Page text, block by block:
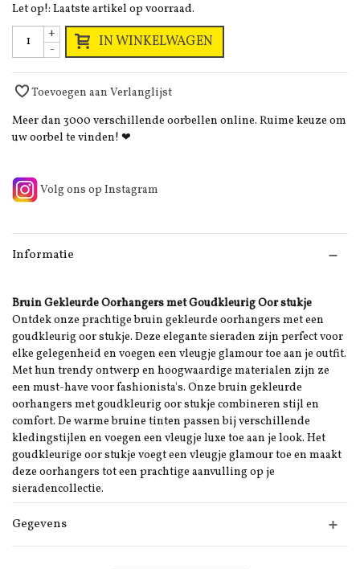
Let op!: Laatste artikel op voorraad.
-
+ IN WINKELWAGEN
Toevoegen aan Verlanglijst
Meer dan 3000 verschillende oorbellen online. Ruime keuze om
uw oorbel te vinden! ❤
Volg ons op Instagram
Informatie
Bruin Gekleurde Oorhangers met Goudkleurig Oor stukje
Ontdek onze prachtige bruin gekleurde oorhangers met een
goudkleurig oor stukje. Deze elegante sieraden zijn perfect voor
elke gelegenheid en voegen een vleugje glamour toe aan je outfit.
Met hun trendy ontwerp en hoogwaardige materialen zijn ze
een must-have voor fashionista's. Onze bruin gekleurde
oorhangers met goudkleurig oor stukje combineren stijl en
comfort. De warme bruine tinten passen bij verschillende
kledingstijlen en voegen een vleugje luxe toe aan je look. Het
goudkleurige oor stukje voegt een vleugje glamour toe en maakt
deze oorhangers tot een prachtige aanvulling op je
sieradencollectie.
Gegevens